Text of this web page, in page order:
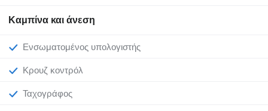
Καμπίνα και άνεση
Ενσωματομένος υπολογιστής
Κρουζ κοντρόλ
Ταχογράφος